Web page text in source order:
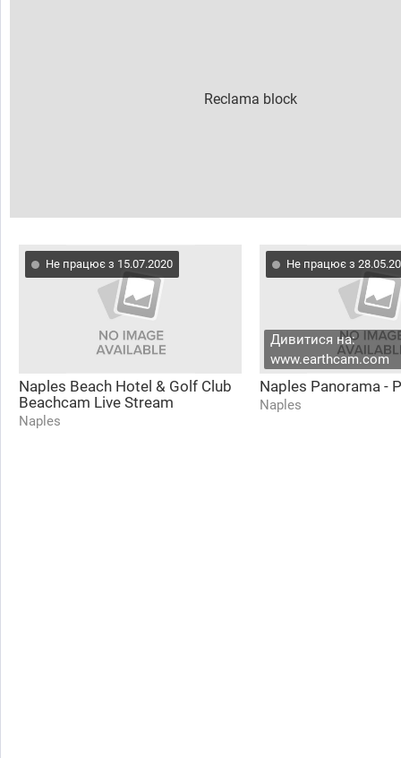
Не працює з 15.07.2020
Naples Beach Hotel & Golf Club
Beachcam Live Stream
Naples
Не працює з
Дивитися на:
www.earthcam.com
Naples Panorama -
Naples